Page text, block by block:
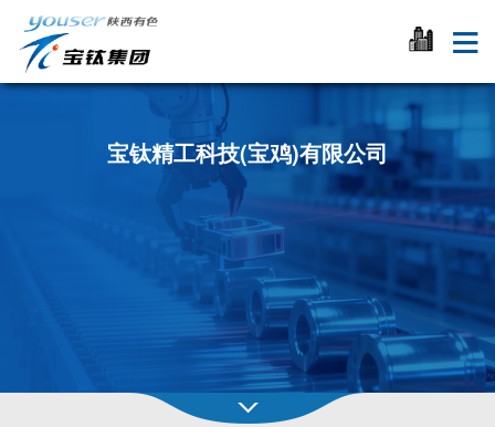
宝钛精工科技(宝鸡)有限公司